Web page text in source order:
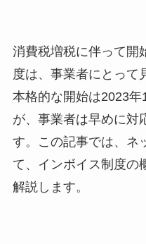
消費税増税に伴って開
度は、事業者にとって
本格的な開始は2023
が、事業者は早めに対
す。この記事では、ネ
て、インボイス制度の
解説します。